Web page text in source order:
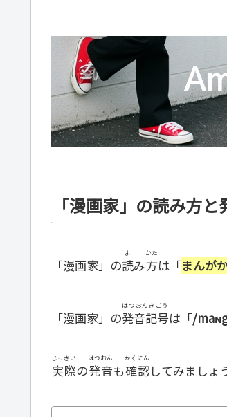
「漫画家」の読み方と
「漫画家」の読
よ
み方
かた
は「まんが
「漫画家」の発音記号
はつおんきごう
は「/
実際
じっさい
の発音
はつおん
も確認
かくにん
してみましょ